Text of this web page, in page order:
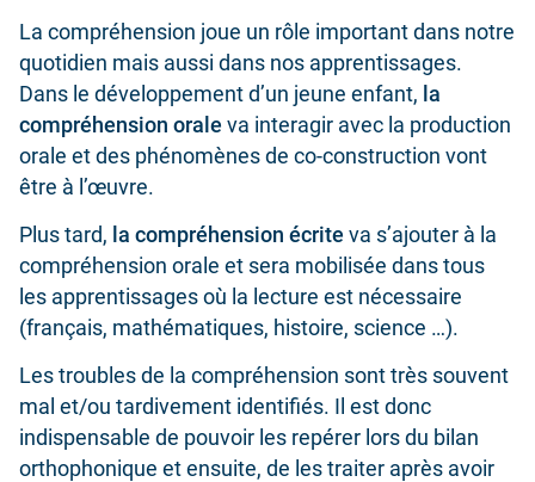
La compréhension joue un rôle important dans notre
quotidien mais aussi dans nos apprentissages.
Dans le développement d’un jeune enfant, la
compréhension orale va interagir avec la production
orale et des phénomènes de co-construction vont
être à l’œuvre.
Plus tard, la compréhension écrite va s’ajouter à la
compréhension orale et sera mobilisée dans tous
les apprentissages où la lecture est nécessaire
(français, mathématiques, histoire, science …).
Les troubles de la compréhension sont très souvent
mal et/ou tardivement identifiés. Il est donc
indispensable de pouvoir les repérer lors du bilan
orthophonique et ensuite, de les traiter après avoir